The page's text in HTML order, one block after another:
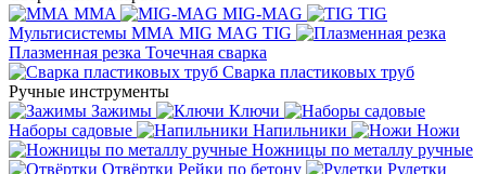
MMA
MIG-MAG
TIG
Мультисистемы ММА MIG MAG TIG
Плазменная резка Точечная сварка
Cварка пластиковых труб
Ручные инструменты
Зажимы
Ключи
Наборы садовые
Напильники
Ножи
Ножницы по металлу ручные
Отвёртки Рейки по бетону
Рулетки